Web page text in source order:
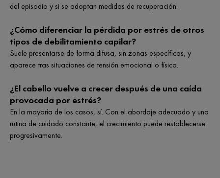
del episodio y si se adoptan medidas de recuperación.
¿Cómo diferenciar la pérdida por estrés de otros
tipos de debilitamiento capilar?
Suele presentarse de forma difusa, sin zonas específicas, y
aparece tras situaciones de tensión emocional o física.
¿El cabello vuelve a crecer después de una caída
provocada por estrés?
En la mayoría de los casos, sí. Con el abordaje adecuado y una
rutina de cuidado constante, el crecimiento puede restablecerse
progresivamente.